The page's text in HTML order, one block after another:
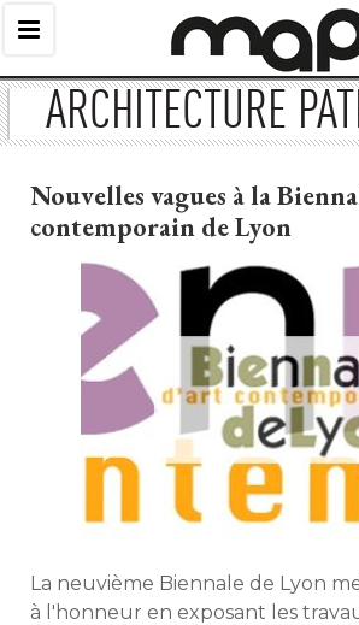
ARCHITECTURE
Nouvelles vagues à la
contemporain de Lyon
La neuvième Biennale de Lyon
à l'honneur en exposant les